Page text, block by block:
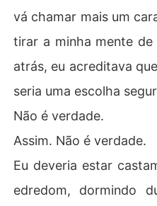
vá chamar mais um
tirar a minha mente de
atrás, eu acreditava
seria uma escolha
Não é verdade.
Assim. Não é verdade.
Eu deveria estar
edredom, dormindo